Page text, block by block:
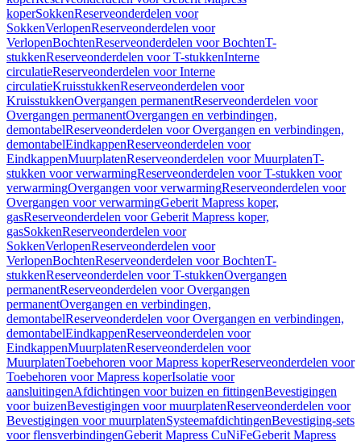
koperSokkenReserveonderdelen voor
SokkenVerlopenReserveonderdelen voor
VerlopenBochtenReserveonderdelen voor BochtenT-
stukkenReserveonderdelen voor T-stukkenInterne
circulatieReserveonderdelen voor Interne
circulatieKruisstukkenReserveonderdelen voor
KruisstukkenOvergangen permanentReserveonderdelen voor
Overgangen permanentOvergangen en verbindingen,
demontabelReserveonderdelen voor Overgangen en verbindingen,
demontabelEindkappenReserveonderdelen voor
EindkappenMuurplatenReserveonderdelen voor MuurplatenT-
stukken voor verwarmingReserveonderdelen voor T-stukken voor
verwarmingOvergangen voor verwarmingReserveonderdelen voor
Overgangen voor verwarmingGeberit Mapress koper,
gasReserveonderdelen voor Geberit Mapress koper,
gasSokkenReserveonderdelen voor
SokkenVerlopenReserveonderdelen voor
VerlopenBochtenReserveonderdelen voor BochtenT-
stukkenReserveonderdelen voor T-stukkenOvergangen
permanentReserveonderdelen voor Overgangen
permanentOvergangen en verbindingen,
demontabelReserveonderdelen voor Overgangen en verbindingen,
demontabelEindkappenReserveonderdelen voor
EindkappenMuurplatenReserveonderdelen voor
MuurplatenToebehoren voor Mapress koperReserveonderdelen voor
Toebehoren voor Mapress koperIsolatie voor
aansluitingenAfdichtingen voor buizen en fittingenBevestigingen
voor buizenBevestigingen voor muurplatenReserveonderdelen voor
Bevestigingen voor muurplatenSysteemafdichtingenBevestiging-sets
voor flensverbindingenGeberit Mapress CuNiFeGeberit Mapress